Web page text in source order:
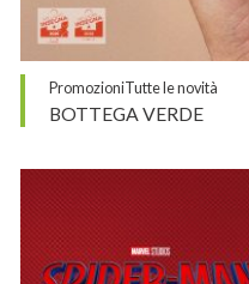
PromozioniTutte le novità
BOTTEGA VERDE